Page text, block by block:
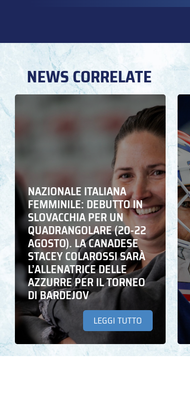
NEWS CORRELATE
NAZIONALE ITALIANA
FEMMINILE: DEBUTTO IN
SLOVACCHIA PER UN
QUADRANGOLARE (20-22
AGOSTO). LA CANADESE
STACEY COLAROSSI SARÀ
L’ALLENATRICE DELLE
AZZURRE PER IL TORNEO
DI BARDEJOV
LEGGI TUTTO